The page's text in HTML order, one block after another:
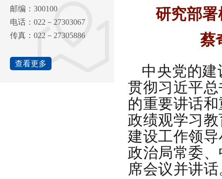
邮编：300100
电话：022－27303067
传真：022－27305886
查看更多
研究部
蔡
中央党的
贯彻习近平
的重要讲话
政绩观学习
建设工作领
政治局常委
席会议并讲